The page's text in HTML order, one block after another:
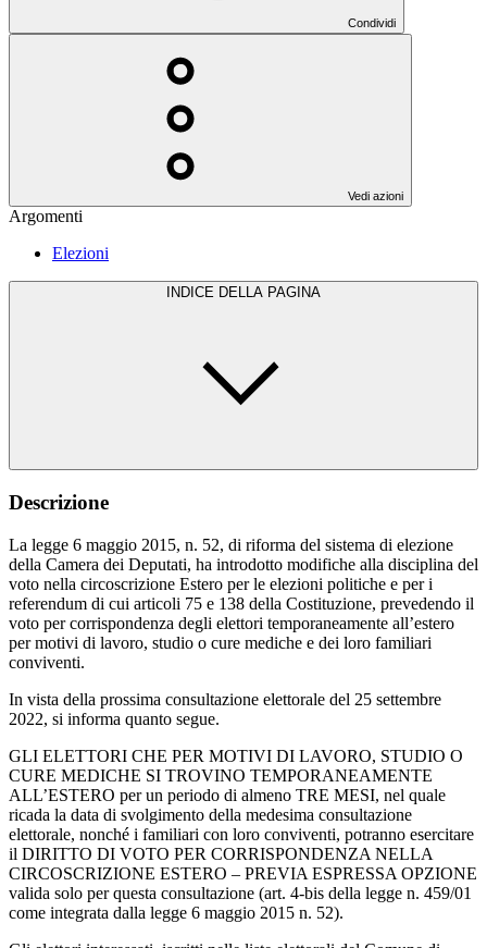
Condividi
Vedi azioni
Argomenti
Elezioni
INDICE DELLA PAGINA
Descrizione
La legge 6 maggio 2015, n. 52, di riforma del sistema di elezione
della Camera dei Deputati, ha introdotto modifiche alla disciplina del
voto nella circoscrizione Estero per le elezioni politiche e per i
referendum di cui articoli 75 e 138 della Costituzione, prevedendo il
voto per corrispondenza degli elettori temporaneamente all’estero
per motivi di lavoro, studio o cure mediche e dei loro familiari
conviventi.
In vista della prossima consultazione elettorale del 25 settembre
2022, si informa quanto segue.
GLI ELETTORI CHE PER MOTIVI DI LAVORO, STUDIO O
CURE MEDICHE SI TROVINO TEMPORANEAMENTE
ALL’ESTERO per un periodo di almeno TRE MESI, nel quale
ricada la data di svolgimento della medesima consultazione
elettorale, nonché i familiari con loro conviventi, potranno esercitare
il DIRITTO DI VOTO PER CORRISPONDENZA NELLA
CIRCOSCRIZIONE ESTERO – PREVIA ESPRESSA OPZIONE
valida solo per questa consultazione (art. 4-bis della legge n. 459/01
come integrata dalla legge 6 maggio 2015 n. 52).